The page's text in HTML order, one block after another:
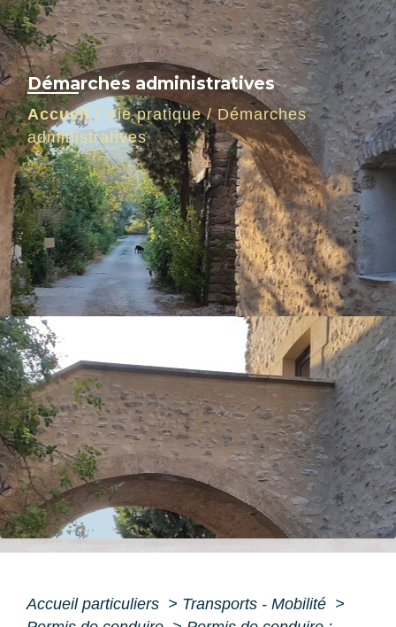
Démarches administratives
Accueil/ Vie pratique/Démarches
administratives
Accueil particuliers > Transports - Mobilité >